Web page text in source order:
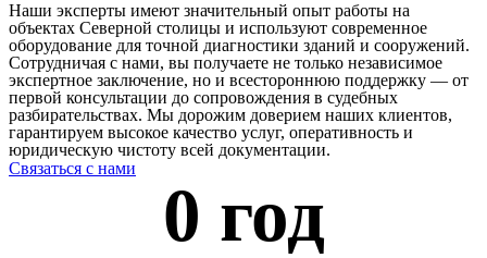
Наши эксперты имеют значительный опыт работы на
объектах Северной столицы и используют современное
оборудование для точной диагностики зданий и сооружений.
Сотрудничая с нами, вы получаете не только независимое
экспертное заключение, но и всестороннюю поддержку — от
первой консультации до сопровождения в судебных
разбирательствах. Мы дорожим доверием наших клиентов,
гарантируем высокое качество услуг, оперативность и
юридическую чистоту всей документации.
Связаться с нами
0 год